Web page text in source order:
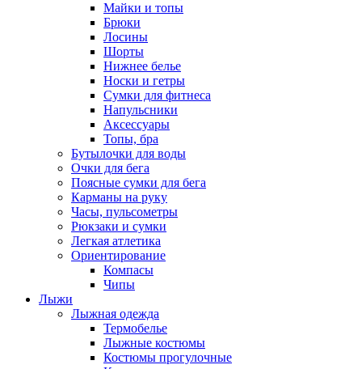
Майки и топы
Брюки
Лосины
Шорты
Нижнее белье
Носки и гетры
Сумки для фитнеса
Напульсники
Аксессуары
Топы, бра
Бутылочки для воды
Очки для бега
Поясные сумки для бега
Карманы на руку
Часы, пульсометры
Рюкзаки и сумки
Легкая атлетика
Ориентирование
Компасы
Чипы
Лыжи
Лыжная одежда
Термобелье
Лыжные костюмы
Костюмы прогулочные